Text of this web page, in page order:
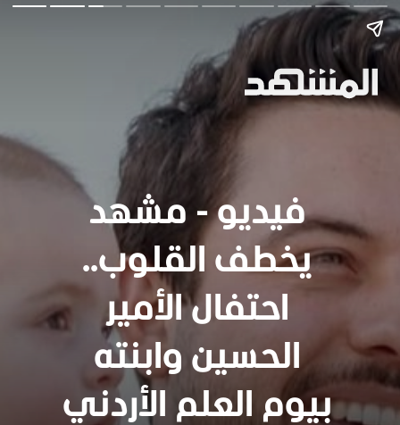
فيديو - مشهد
يخطف القلوب..
احتفال الأمير
الحسين وابنته
بيوم العلم الأردني